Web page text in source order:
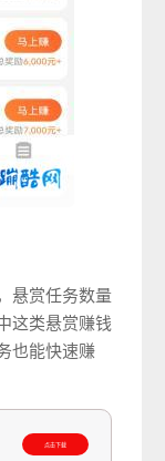
悬赏任务数量
这类悬赏赚钱
也能快速赚
点击下载